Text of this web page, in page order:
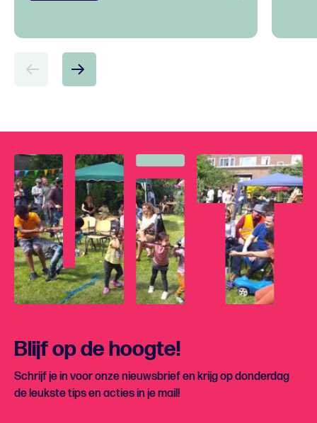
Blijf op de hoogte!
Schrijf je in voor onze nieuwsbrief en krijg op donderdag
de leukste tips en acties in je mail!